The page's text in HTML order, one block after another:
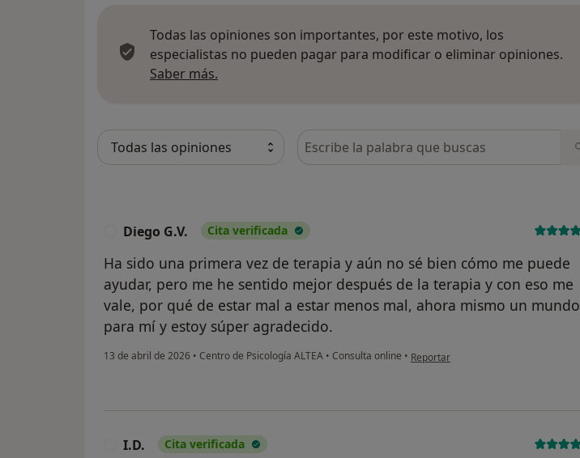
Todas las opiniones son importantes, por este motivo, los
especialistas no pueden pagar para modificar o eliminar opiniones.
Saber más.
Busca en opiniones
Diego G.V. Cita verificada
Ha sido una primera vez de terapia y aún no sé bien cómo me puede
ayudar, pero me he sentido mejor después de la terapia y con eso me
vale, por qué de estar mal a estar menos mal, ahora mismo un mundo
para mí y estoy súper agradecido.
13 de abril de 2026 • Centro de Psicología ALTEA • Consulta online • en opinión del usuario Diego G.V.
Reportar
I.D. Cita verificada